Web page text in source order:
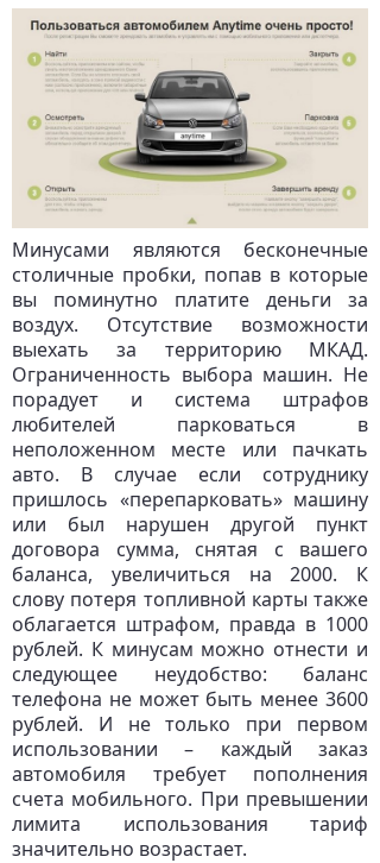
Минусами являются бесконечные
столичные пробки, попав в которые
вы поминутно платите деньги за
воздух. Отсутствие возможности
выехать за территорию МКАД.
Ограниченность выбора машин. Не
порадует и система штрафов
любителей парковаться в
неположенном месте или пачкать
авто. В случае если сотруднику
пришлось «перепарковать» машину
или был нарушен другой пункт
договора сумма, снятая с вашего
баланса, увеличиться на 2000. К
слову потеря топливной карты также
облагается штрафом, правда в 1000
рублей. К минусам можно отнести и
следующее неудобство: баланс
телефона не может быть менее 3600
рублей. И не только при первом
использовании – каждый заказ
автомобиля требует пополнения
счета мобильного. При превышении
лимита использования тариф
значительно возрастает.